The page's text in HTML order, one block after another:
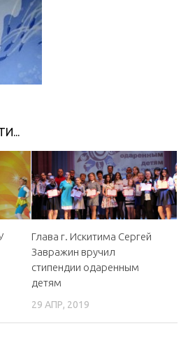
искусств»
школа»
историко-художественный
Глава г. Искитима Сергей
Завражин вручил
стипендии одаренным
детям
29 АПР, 2019